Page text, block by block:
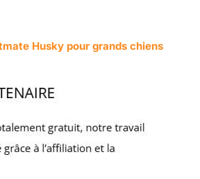
Husky pour grands chiens